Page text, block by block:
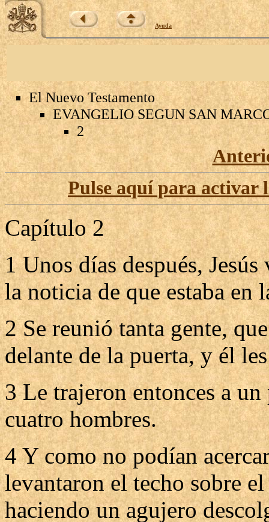
Ayuda
El Nuevo Testamento
EVANGELIO SEGUN SAN
2
Pulse aquí para activar
Capítulo 2
1 Unos días después,
la noticia de que estaba en
2 Se reunió tanta gente,
delante de la puerta, y él
3 Le trajeron entonces a
cuatro hombres.
4 Y como no podían
levantaron el techo sobre
haciendo un agujero